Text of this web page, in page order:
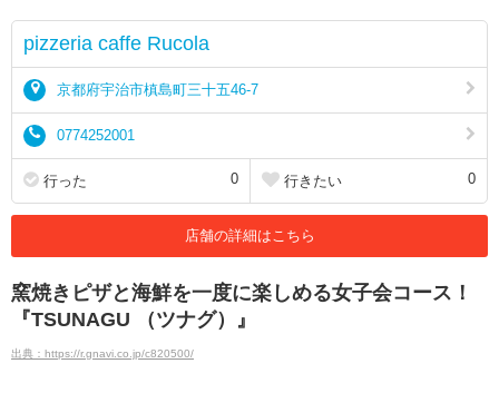
pizzeria caffe Rucola
京都府宇治市槙島町三十五46-7
0774252001
行った 0 行きたい 0
店舗の詳細はこちら
窯焼きピザと海鮮を一度に楽しめる女子会コース！
『TSUNAGU （ツナグ）』
出典：https://r.gnavi.co.jp/c820500/